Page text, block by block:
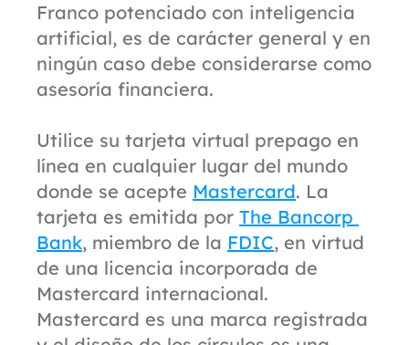
Franco potenciado con inteligencia
artificial, es de carácter general y en
ningún caso debe considerarse como
asesoría financiera.
Utilice su tarjeta virtual prepago en
línea en cualquier lugar del mundo
donde se acepte Mastercard. La
tarjeta es emitida por The Bancorp
Bank, miembro de la FDIC, en virtud
de una licencia incorporada de
Mastercard internacional.
Mastercard es una marca registrada